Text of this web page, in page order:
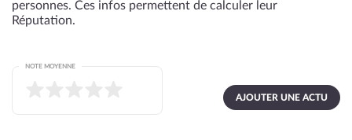
personnes. Ces infos permettent de calculer leur
Réputation.
AJOUTER UNE ACTU
NOTE MOYENNE